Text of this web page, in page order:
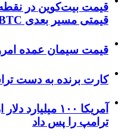
قیمت بیت‌کوین در
قیمتی مسیر بعدی BTC را تعیین می‌کنند؟
قیمت سیمان عمده امروز ۱۵ مرداد ۱۴۰۵ +
کارت برنده به دست
آمریکا ۱۰۰
ترامپ را پس داد